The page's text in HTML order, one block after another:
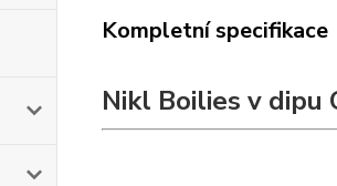
Kompletní specifikace
Nikl Boilies v dipu